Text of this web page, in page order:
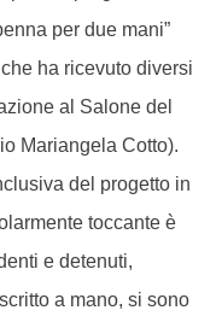
per due mani”
ha ricevuto diversi
al Salone del
Mariangela Cotto).
del progetto in
toccante è
e detenuti,
a mano, si sono